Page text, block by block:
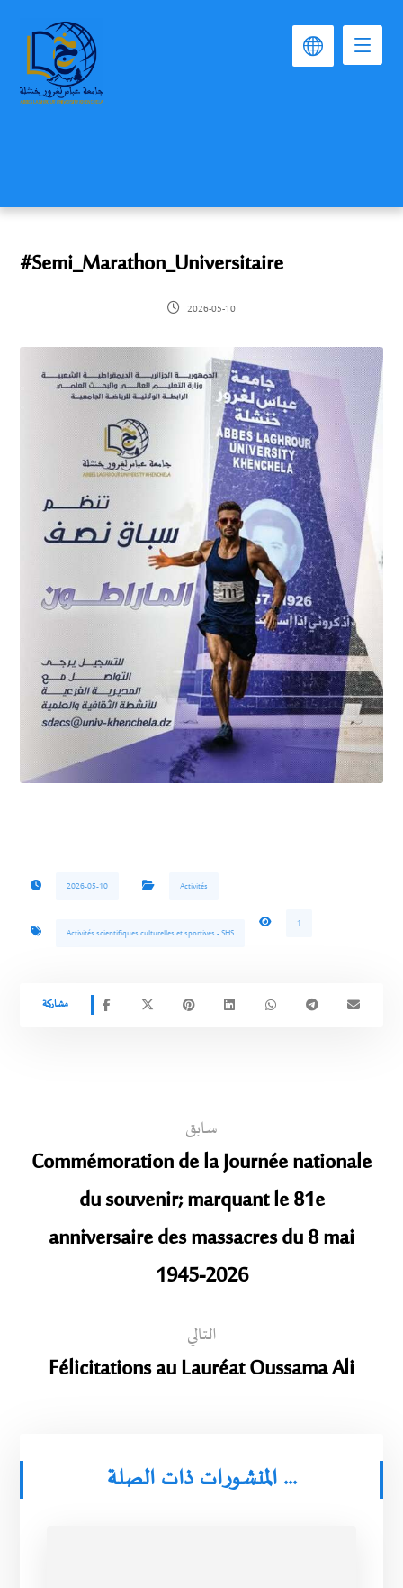
#Semi_Marathon_Universitaire
2026-05-10
2026-05-10 Activités
Activités scientifiques culturelles et sportives - SHS
1
سابق
Commémoration de la Journée nationale
du souvenir; marquant le 81e
anniversaire des massacres du 8 mai
1945-2026
التالي
Félicitations au Lauréat Oussama Ali
المنشورات ذات الصلة ...